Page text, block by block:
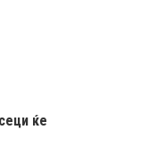
ќе